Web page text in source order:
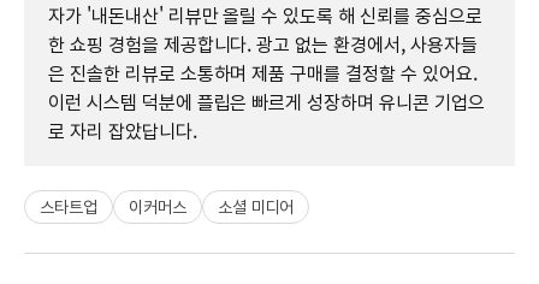
자가 '내돈내산' 리뷰만 올릴 수 있도록 해 신뢰를 중심으로
한 쇼핑 경험을 제공합니다. 광고 없는 환경에서, 사용자들
은 진솔한 리뷰로 소통하며 제품 구매를 결정할 수 있어요.
이런 시스템 덕분에 플립은 빠르게 성장하며 유니콘 기업으
로 자리 잡았답니다.
스타트업 이커머스 소셜 미디어